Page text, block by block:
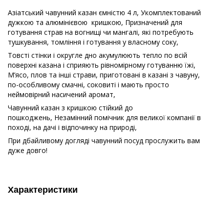
Азіатський чавунний казан ємністю 4 л, Укомплектований
дужкою та алюмінієвою кришкою, Призначений для
готування страв на вогнищі чи мангалі, які потребують
тушкування, томління і готування у власному соку,
Товсті стінки і округле дно акумулюють тепло по всій
поверхні казана і сприяють рівномірному готуванню їжі,
М’ясо, плов та інші страви, приготовані в казані з чавуну,
по-особливому смачні, соковиті і мають просто
неймовірний насичений аромат,
Чавунний казан з кришкою стійкий до
пошкоджень, Незамінний помічник для великої компанії в
поході, на дачі і відпочинку на природі,
При дбайливому догляді чавунний посуд прослужить вам
дуже довго!
Характеристики